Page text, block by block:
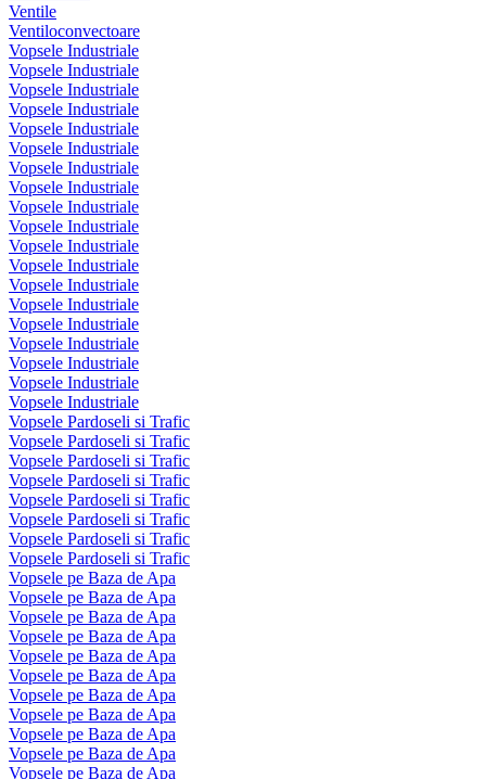
Ventile
Ventiloconvectoare
Vopsele Industriale
Vopsele Industriale
Vopsele Industriale
Vopsele Industriale
Vopsele Industriale
Vopsele Industriale
Vopsele Industriale
Vopsele Industriale
Vopsele Industriale
Vopsele Industriale
Vopsele Industriale
Vopsele Industriale
Vopsele Industriale
Vopsele Industriale
Vopsele Industriale
Vopsele Industriale
Vopsele Industriale
Vopsele Industriale
Vopsele Industriale
Vopsele Pardoseli si Trafic
Vopsele Pardoseli si Trafic
Vopsele Pardoseli si Trafic
Vopsele Pardoseli si Trafic
Vopsele Pardoseli si Trafic
Vopsele Pardoseli si Trafic
Vopsele Pardoseli si Trafic
Vopsele Pardoseli si Trafic
Vopsele pe Baza de Apa
Vopsele pe Baza de Apa
Vopsele pe Baza de Apa
Vopsele pe Baza de Apa
Vopsele pe Baza de Apa
Vopsele pe Baza de Apa
Vopsele pe Baza de Apa
Vopsele pe Baza de Apa
Vopsele pe Baza de Apa
Vopsele pe Baza de Apa
Vopsele pe Baza de Apa